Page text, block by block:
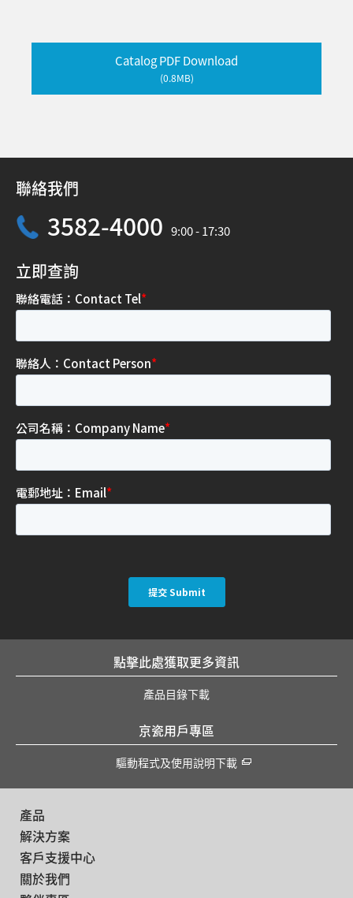
Catalog PDF Download
(0.8MB)
聯絡我們
3582-4000 9:00 - 17:30
立即查詢
點擊此處獲取更多資訊
產品目錄下載
京瓷用戶專區
驅動程式及使用說明下載
產品
解決方案
客戶支援中心
關於我們